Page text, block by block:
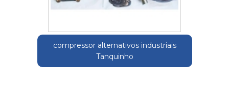
compressor alternativos industriais
Tanquinho